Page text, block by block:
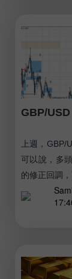
GBP/
上週，GBP/
可以說，多
的修正回調